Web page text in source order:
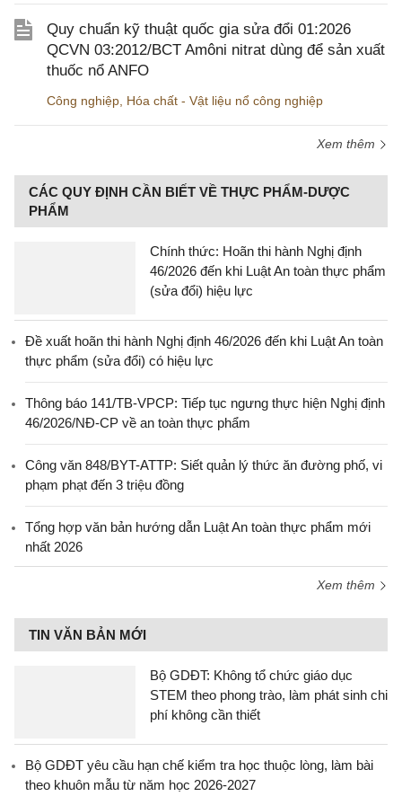
Quy chuẩn kỹ thuật quốc gia sửa đổi 01:2026
QCVN 03:2012/BCT Amôni nitrat dùng để sản xuất
thuốc nổ ANFO
Công nghiệp Hóa chất - Vật liệu nổ công nghiệp
Xem thêm
CÁC QUY ĐỊNH CẦN BIẾT VỀ THỰC PHẨM-DƯỢC
PHẨM
Chính thức: Hoãn thi hành Nghị định
46/2026 đến khi Luật An toàn thực phẩm
(sửa đổi) hiệu lực
Đề xuất hoãn thi hành Nghị định 46/2026 đến khi Luật An toàn
thực phẩm (sửa đổi) có hiệu lực
Thông báo 141/TB-VPCP: Tiếp tục ngưng thực hiện Nghị định
46/2026/NĐ-CP về an toàn thực phẩm
Công văn 848/BYT-ATTP: Siết quản lý thức ăn đường phố, vi
phạm phạt đến 3 triệu đồng
Tổng hợp văn bản hướng dẫn Luật An toàn thực phẩm mới
nhất 2026
Xem thêm
TIN VĂN BẢN MỚI
Bộ GDĐT: Không tổ chức giáo dục
STEM theo phong trào, làm phát sinh chi
phí không cần thiết
Bộ GDĐT yêu cầu hạn chế kiểm tra học thuộc lòng, làm bài
theo khuôn mẫu từ năm học 2026-2027